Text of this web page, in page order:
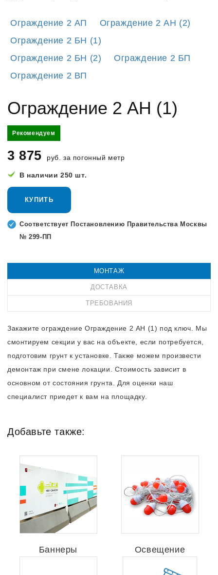
Ограждение 2 АП
Ограждение 2 АН (2)
Ограждение 2 БН (1)
Ограждение 2 БН (2)
Ограждение 2 БП
Ограждение 2 ВП
Ограждение 2 АН (1)
Рекомендуем
3 875 руб. за погонный метр
В наличии 250 шт.
КУПИТЬ
Соответствует Постановлению Правительства Москвы
№ 299-ПП
МОНТАЖ
ДОСТАВКА
ТРЕБОВАНИЯ
Закажите ограждение Ограждение 2 АН (1) под ключ. Мы
смонтируем секции у вас на объекте, если потребуется,
подготовим грунт к установке. Также можем произвести
демонтаж при смене локации. Стоимость зависит в
основном от состояния грунта. Для оценки наш
специалист приедет к вам на площадку.
Добавьте также:
Баннеры Освещение